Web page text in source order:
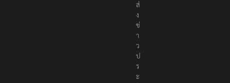
ค
ม
ส่
ง
ข่
า
ว
ป